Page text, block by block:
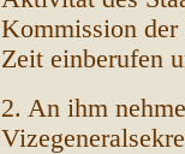
Kommission
Zeit einberufen
2. An ihm